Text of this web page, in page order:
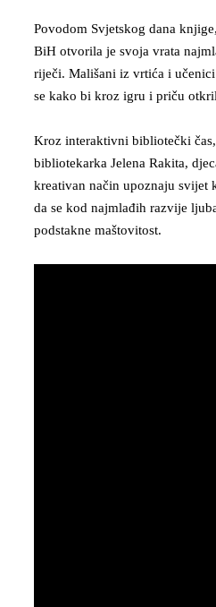
Povodom Svjetskog dana
BiH otvorila je svoja vrata
riječi. Mališani iz vrtića i
se kako bi kroz igru i priču
Kroz interaktivni bibliotečki
bibliotekarka Jelena Rakita,
kreativan način upoznaju svijet
da se kod najmlađih razvije
podstakne maštovitost.​